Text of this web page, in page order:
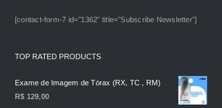
[contact-form-7 id="1362" title="Subscribe Newsletter"]
TOP RATED PRODUCTS
Exame de Imagem de Tórax (RX, TC , RM)
R$ 129,00